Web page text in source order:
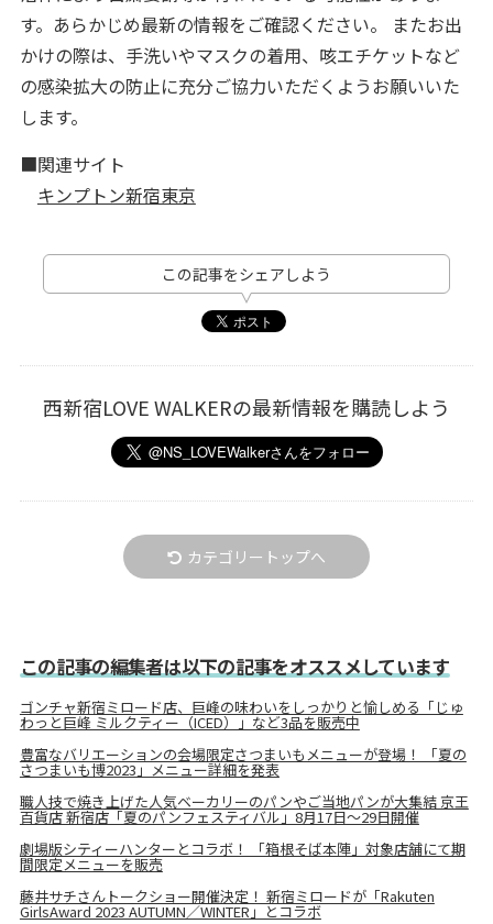
す。あらかじめ最新の情報をご確認ください。 またお出
かけの際は、手洗いやマスクの着用、咳エチケットなど
の感染拡大の防止に充分ご協力いただくようお願いいた
します。
■関連サイト
キンプトン新宿東京
この記事をシェアしよう
西新宿LOVE WALKERの最新情報を購読しよう
カテゴリートップへ
この記事の編集者は以下の記事をオススメしています
ゴンチャ新宿ミロード店、巨峰の味わいをしっかりと愉しめる「じゅ
わっと巨峰 ミルクティー（ICED）」など3品を販売中
豊富なバリエーションの会場限定さつまいもメニューが登場！ 「夏の
さつまいも博2023」メニュー詳細を発表
職人技で焼き上げた人気ベーカリーのパンやご当地パンが大集結 京王
百貨店 新宿店「夏のパンフェスティバル」8月17日～29日開催
劇場版シティーハンターとコラボ！ 「箱根そば本陣」対象店舗にて期
間限定メニューを販売
藤井サチさんトークショー開催決定！ 新宿ミロードが「Rakuten
GirlsAward 2023 AUTUMN／WINTER」とコラボ